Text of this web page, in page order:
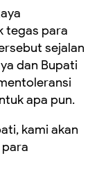
tegas para
sejalan
dan Bupati
apa pun.
kami akan